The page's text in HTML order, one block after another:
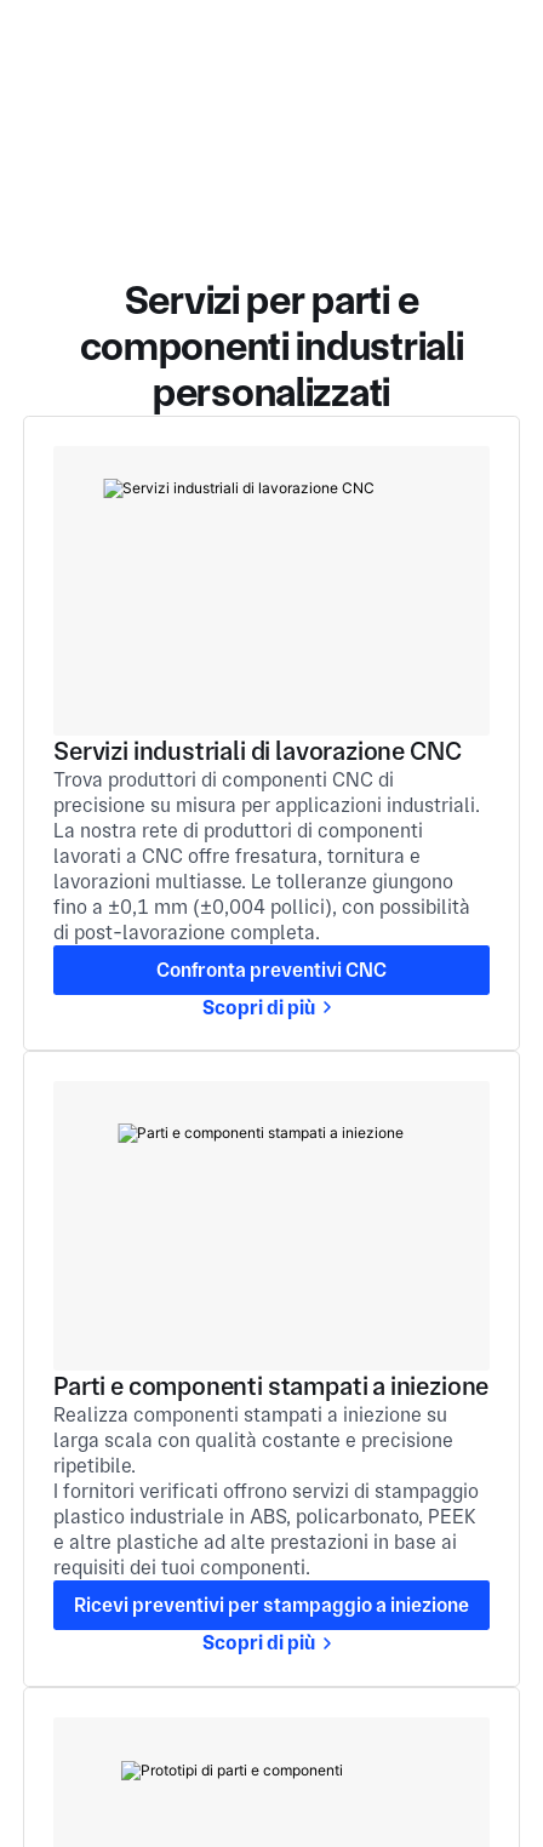
Servizi per parti e
componenti industriali
Servizi industriali di lavorazione CNC
Trova produttori di componenti CNC di
precisione su misura per applicazioni industriali.
La nostra rete di produttori di componenti
lavorati a CNC offre fresatura, tornitura e
lavorazioni multiasse. Le tolleranze giungono
fino a ±0,1 mm (±0,004 pollici), con possibilità
di post-lavorazione completa.
Confronta preventivi CNC
Scopri di più
Parti e componenti stampati a iniezione
Realizza componenti stampati a iniezione su
larga scala con qualità costante e precisione
ripetibile.
I fornitori verificati offrono servizi di stampaggio
plastico industriale in ABS, policarbonato, PEEK
e altre plastiche ad alte prestazioni in base ai
requisiti dei tuoi componenti.
Ricevi preventivi per stampaggio a iniezione
Scopri di più